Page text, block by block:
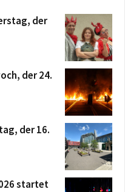
der
der 24.
der 16.
startet